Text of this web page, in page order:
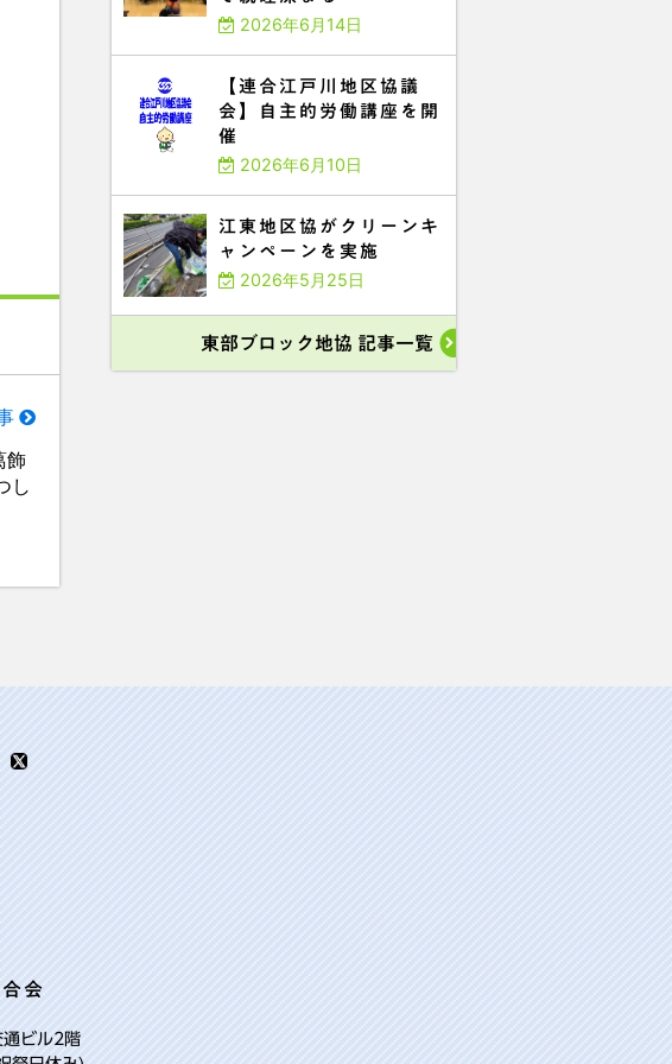
飾
し
2026年6月14日
【連合江戸川地区協議
会】自主的労働講座を開
催
2026年6月10日
江東地区協がクリーンキ
ャンペーンを実施
2026年5月25日
東部ブロック地協 記事一覧
会
ビル2階